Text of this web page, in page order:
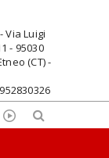
- Via Luigi
- 95030
(CT) -